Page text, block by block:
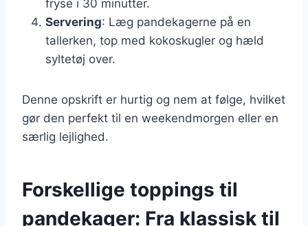
fryse i 30 minutter.
Servering: Læg pandekagerne på en
tallerken, top med kokoskugler og hæld
syltetøj over.
Denne opskrift er hurtig og nem at følge, hvilket
gør den perfekt til en weekendmorgen eller en
særlig lejlighed.
Forskellige toppings til
pandekager: Fra klassisk til